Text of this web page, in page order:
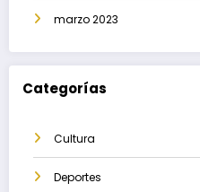
marzo 2023
Categorías
Cultura
Deportes